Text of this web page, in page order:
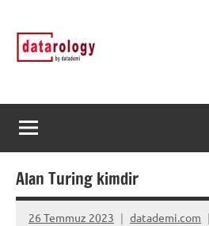
geçDATArology
by
rology
Alan Turing kimdir
26 Temmuz 2023 datademi.com